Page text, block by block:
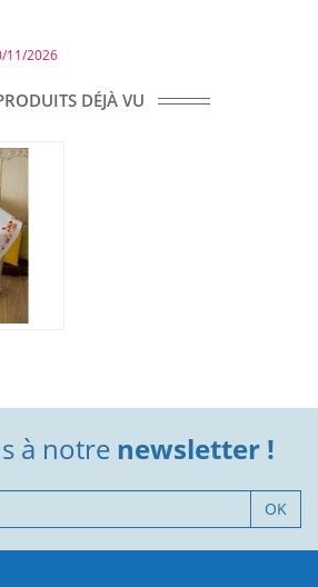
11/2026
DÉJÀ VU
à notre newsletter !
OK